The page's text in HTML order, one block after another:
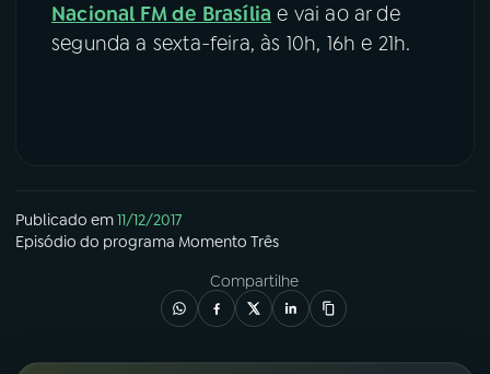
Nacional FM de Brasília e vai ao ar de
segunda a sexta-feira, às 10h, 16h e 21h.
Publicado em11/12/2017
Episódio do programa Momento Três
Compartilhe